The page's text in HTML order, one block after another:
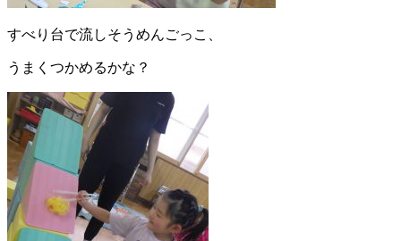
すべり台で流しそうめんごっこ、
うまくつかめるかな？